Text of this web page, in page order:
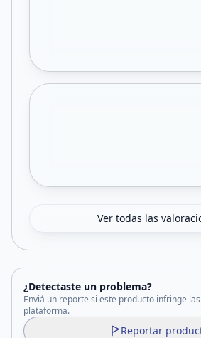
Ver todas las
¿Detectaste un problema?
Enviá un reporte si este producto infringe
plataforma.
Reportar